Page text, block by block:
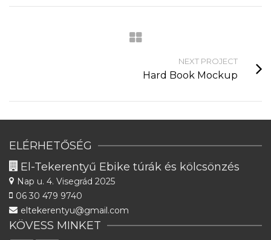
NEXT PROJECT
Hard Book Mockup
ELÉRHETŐSÉG
El-Tekerentyű Ebike túrák és kölcsönzés
Nap u. 4. Visegrád 2025
06 30 479 9740
eltekerentyu@gmail.com
KÖVESS MINKET